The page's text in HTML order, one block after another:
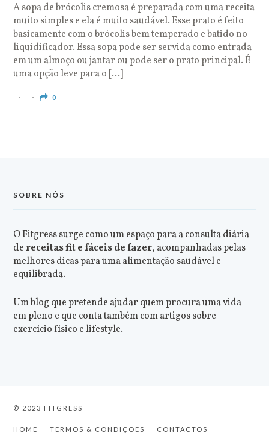
A sopa de brócolis cremosa é preparada com uma receita
muito simples e ela é muito saudável. Esse prato é feito
basicamente com o brócolis bem temperado e batido no
liquidificador. Essa sopa pode ser servida como entrada
em um almoço ou jantar ou pode ser o prato principal. É
uma opção leve para o […]
0
SOBRE NÓS
O Fitgress surge como um espaço para a consulta diária
dereceitas fit e fáceis de fazer, acompanhadas pelas
melhores dicas para uma alimentação saudável e
equilibrada.
Um blog que pretende ajudar quem procura uma vida
em pleno e que conta também com artigos sobre
exercício físico e lifestyle.
© 2023 FITGRESS
HOME TERMOS & CONDIÇÕES CONTACTOS